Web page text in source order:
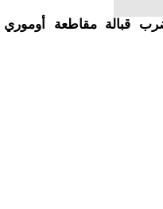
درجات تضرب قبالة مقاطعة أوموري